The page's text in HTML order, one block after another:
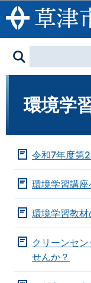
環境学
令和7年度第
環境学習講
環境学習教材
クリーンセ
せんか？